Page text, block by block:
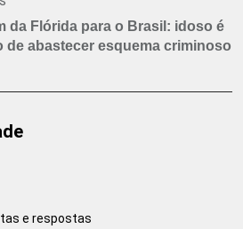
da Flórida para o Brasil: idoso é
de abastecer esquema criminoso
e respostas